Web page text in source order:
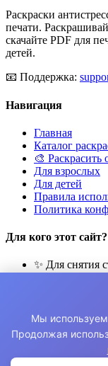
Раскраски
печати.
скачайте PDF для
детей.
📧 Поддержка:
Навигация
Главная
Каталог
🎨 Раскрасить
Для взрослых
Для детей
Правила
Политика
Для кого этот сайт?
✨ Для снятия
🧘 Для
👨‍👩‍👧‍👦 Для
© 2026 Раскраски
⚠️ Все раскраски
Мы
Продолжая